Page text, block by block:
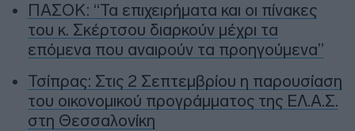
ΠΑΣΟΚ: “Τα επιχειρήματα και οι πίνακες
του κ. Σκέρτσου διαρκούν μέχρι τα
επόμενα που αναιρούν τα προηγούμενα”
Τσίπρας: Στις 2 Σεπτεμβρίου η παρουσίαση
του οικονομικού προγράμματος της ΕΛ.Α.Σ.
στη Θεσσαλονίκη